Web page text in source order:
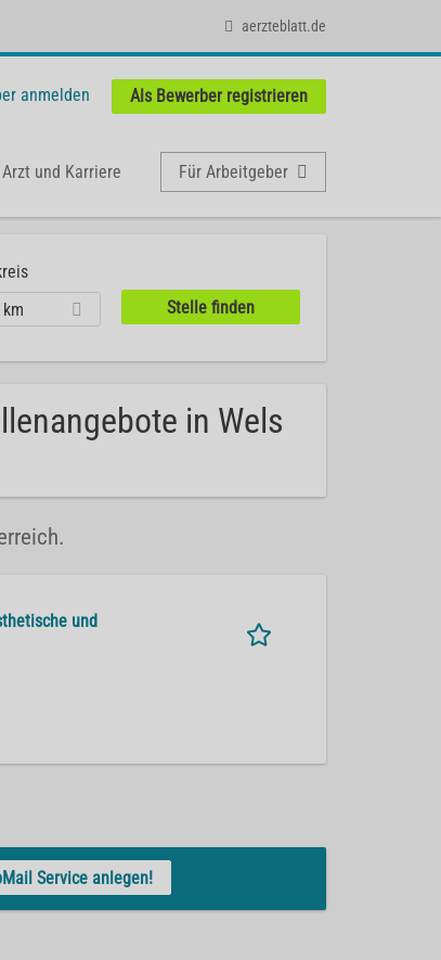
aerzteblatt.de
anmelden Als Bewerber registrieren
Arzt und Karriere Für Arbeitgeber
in Wels
und
Service anlegen!